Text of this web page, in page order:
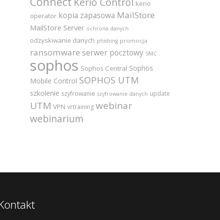
kerio
operator kopia zapasowa MailStore
MailStore Server ochrona danych
odzyskiwanie danych phishing promocja
ransomware serwer pocztowy SMC
sophos Sophos Central Sophos
Mobile Control SOPHOS UTM
szkolenie szyfrowanie szyfrowanie danych update
UTM VPN vrtraining webinar
webinarium